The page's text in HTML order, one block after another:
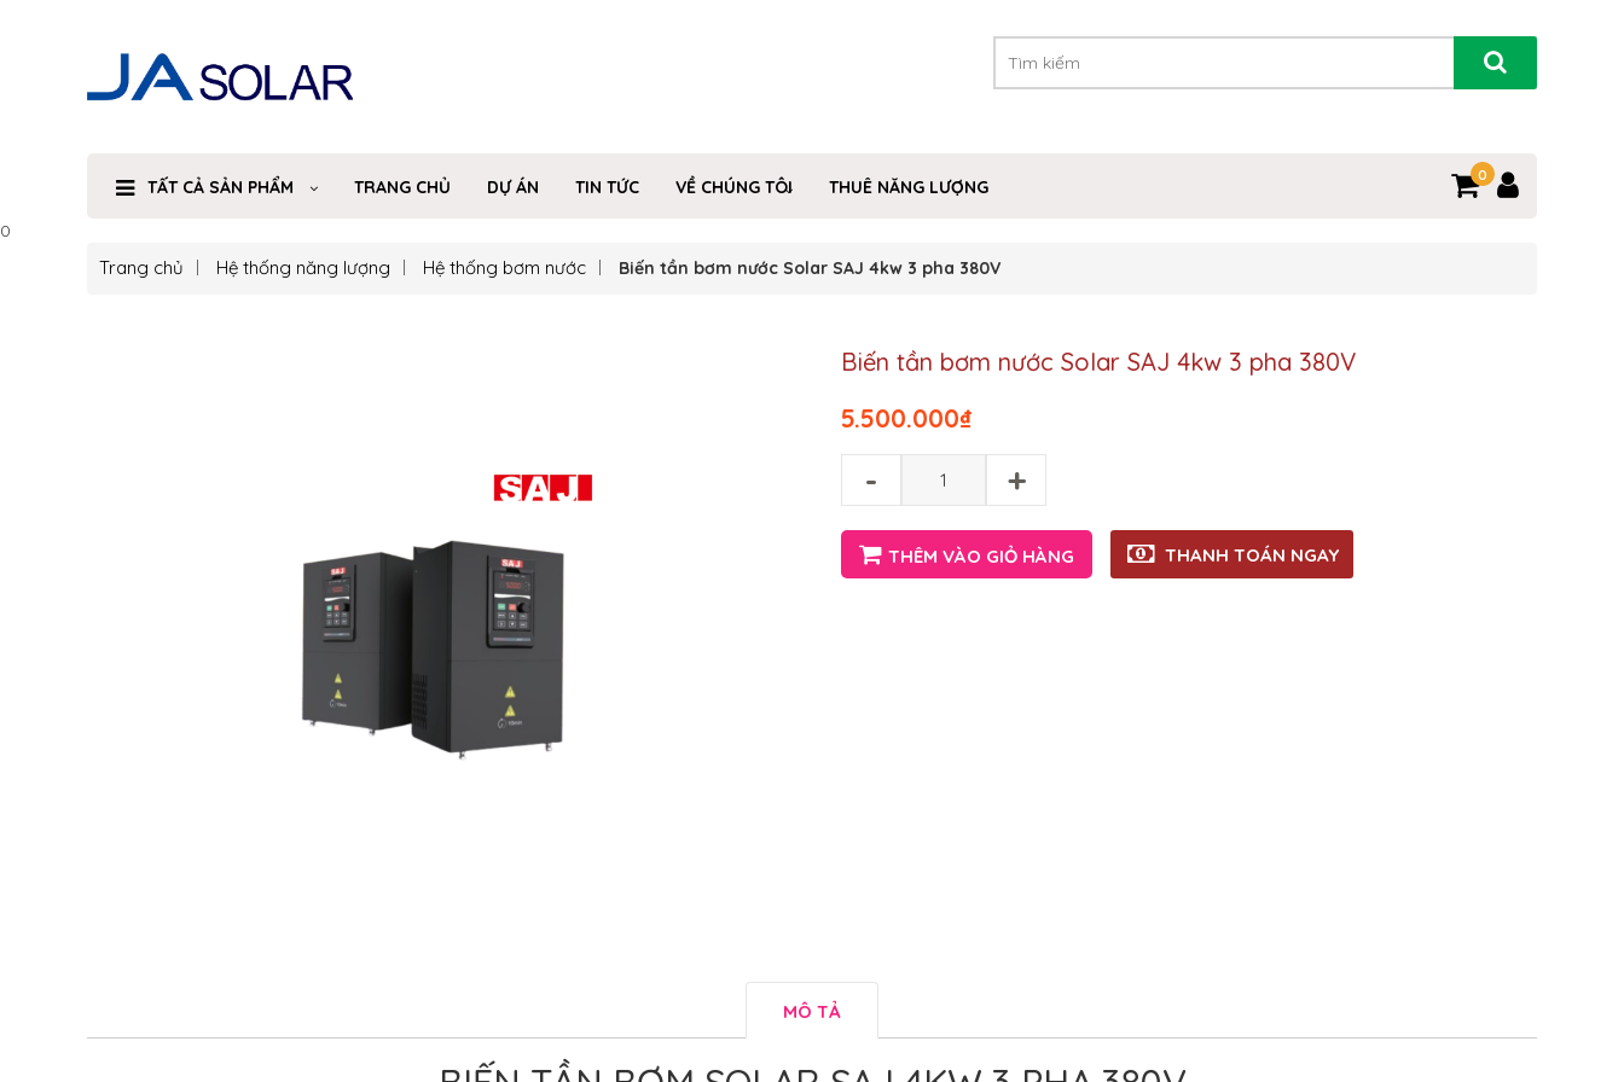
TẤT CẢ SẢN PHẨM TRANG CHỦ DỰ ÁN TIN TỨC VỀ CHÚNG TÔI THUÊ NĂNG LƯỢNG
0
0
Trang chủ Hệ thống năng lượng Hệ thống bơm nước Biến tần bơm nước Solar SAJ 4kw 3 pha 380V
Biến tần bơm nước Solar SAJ 4kw 3 pha 380V
₫
5.500.000
- +
THÊM VÀO GIỎ HÀNG THANH TOÁN NGAY
MÔ TẢ